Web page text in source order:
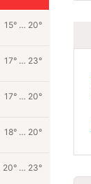
15° … 20°
17° … 23°
17° … 20°
18° … 20°
20° … 23°